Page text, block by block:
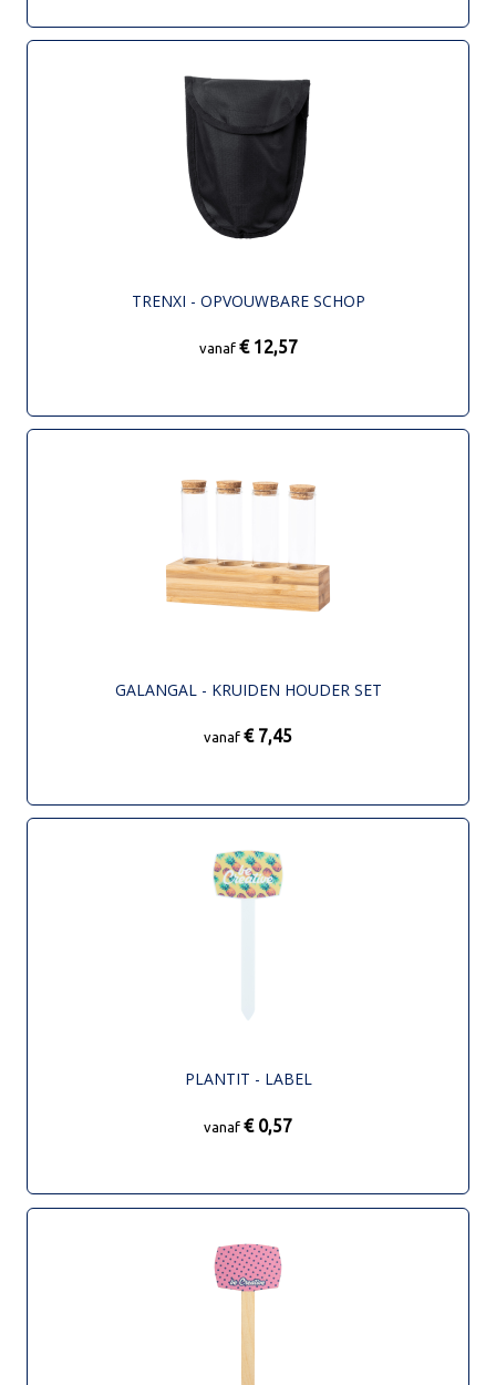
TRENXI - OPVOUWBARE SCHOP
vanaf € 12,57
GALANGAL - KRUIDEN HOUDER SET
vanaf € 7,45
PLANTIT - LABEL
vanaf € 0,57